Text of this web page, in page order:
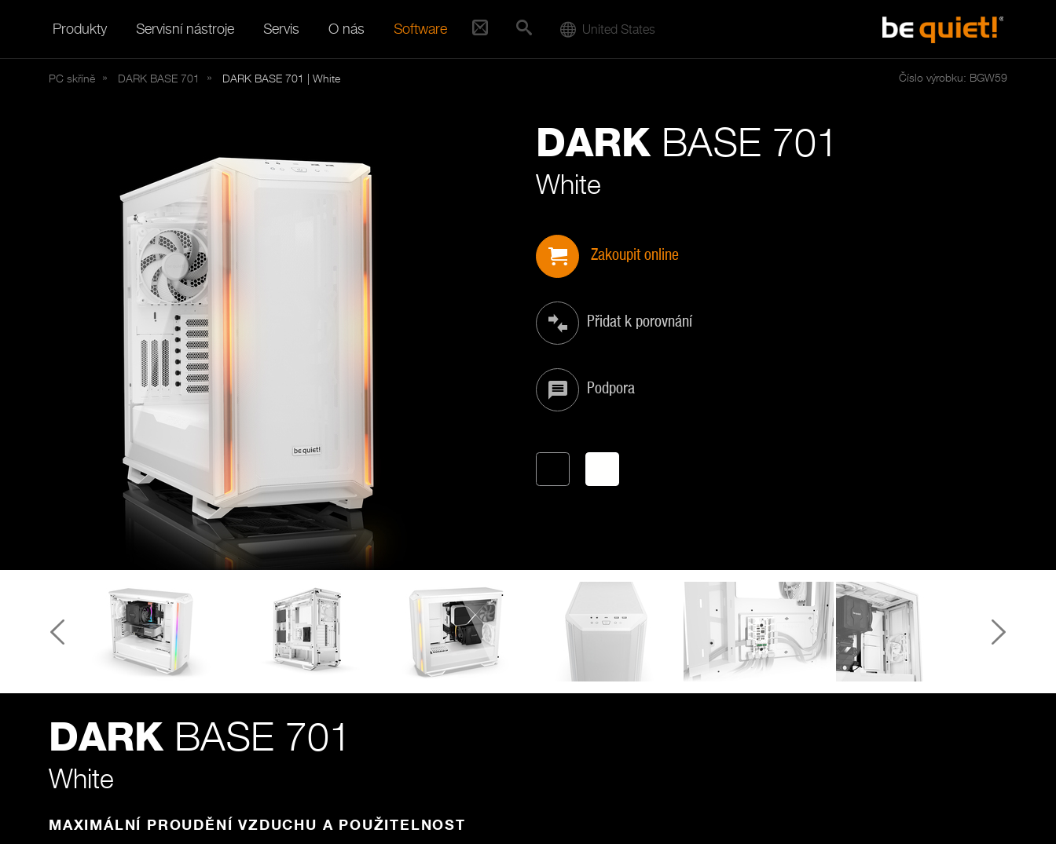
Produkty Servisní nástroje Servis O nás Software United States
PC skříně DARK BASE 701 DARK BASE 701 | White Číslo výrobku: BGW59
DARK BASE 701
White
Zakoupit online
Přidat k porovnání
Podpora
DARK BASE 701
White
MAXIMÁLNÍ PROUDĚNÍ VZDUCHU A POUŽITELNOST